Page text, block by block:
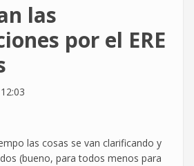
las
por el ERE
las cosas se van clarificando y
(bueno, para todos menos para